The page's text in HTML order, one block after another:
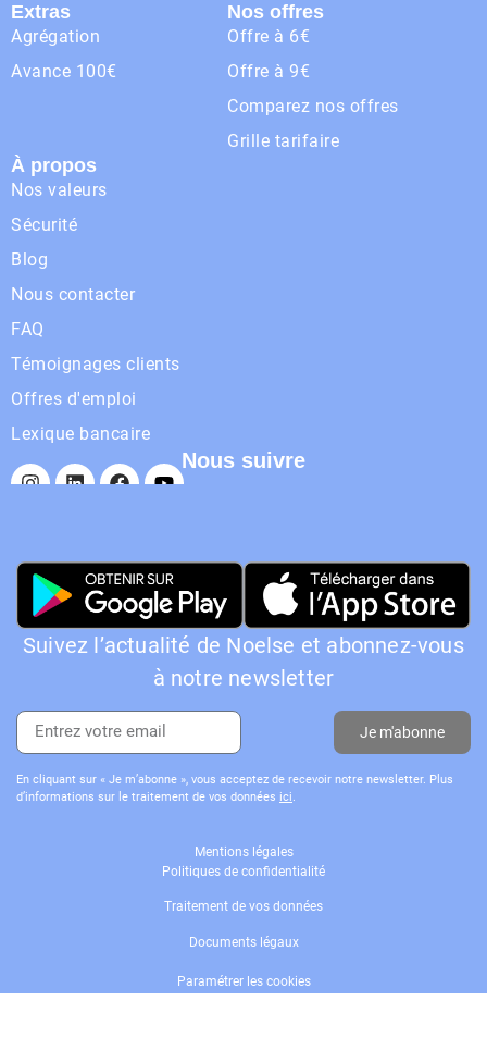
Extras
Agrégation
Avance 100€
Nos offres
Offre à 6€
Offre à 9€
Comparez nos offres
Grille tarifaire
À propos
Nos valeurs
Sécurité
Blog
Nous contacter
FAQ
Témoignages clients
Offres d'emploi
Lexique bancaire
Nous suivre
Suivez l’actualité de Noelse et abonnez-vous
à notre newsletter
Je m'abonne
En cliquant sur « Je m’abonne », vous acceptez de recevoir notre newsletter. Plus
d’informations sur le traitement de vos données ici
Mentions légales
Politiques de confidentialité
Traitement de vos données
Documents légaux
Paramétrer les cookies